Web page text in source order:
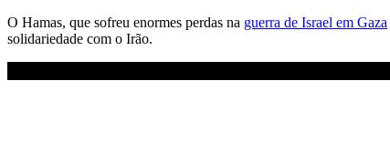
O Hamas, que sofreu enormes perdas na guerra de Israel em Gaza
solidariedade com o Irão.